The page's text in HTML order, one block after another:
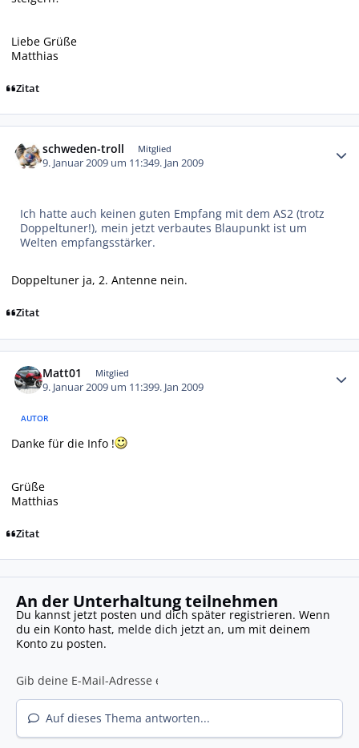
Liebe Grüße
Matthias
Zitat
schweden-troll Mitglied
9. Januar 2009 um 11:349. Jan 2009
Ich hatte auch keinen guten Empfang mit dem AS2 (trotz
Doppeltuner!), mein jetzt verbautes Blaupunkt ist um
Welten empfangsstärker.
Doppeltuner ja, 2. Antenne nein.
Zitat
Matt01 Mitglied
9. Januar 2009 um 11:399. Jan 2009
AUTOR
Danke für die Info !
Grüße
Matthias
Zitat
An der Unterhaltung teilnehmen
Du kannst jetzt posten und dich später registrieren. Wenn
du ein Konto hast, melde dich jetzt an, um mit deinem
Konto zu posten.
Auf dieses Thema antworten...